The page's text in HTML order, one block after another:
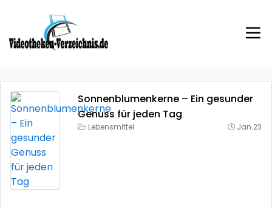
Sonnenblumenkerne – Ein gesunder
Genuss für jeden Tag
Lebensmittel Jan 23